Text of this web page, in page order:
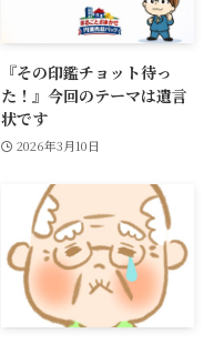
『その印鑑チョット待っ
た！』今回のテーマは遺言
状です
2026年3月10日